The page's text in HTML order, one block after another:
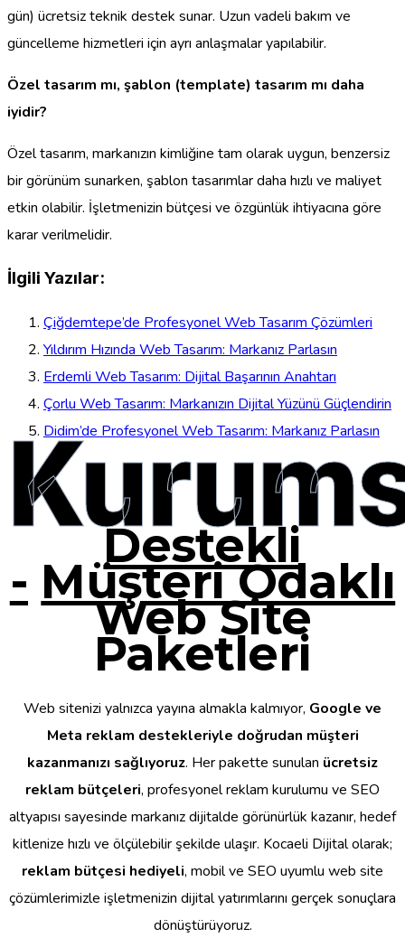
gün) ücretsiz teknik destek sunar. Uzun vadeli bakım ve
güncelleme hizmetleri için ayrı anlaşmalar yapılabilir.
Özel tasarım mı, şablon (template) tasarım mı daha
iyidir?
Özel tasarım, markanızın kimliğine tam olarak uygun, benzersiz
bir görünüm sunarken, şablon tasarımlar daha hızlı ve maliyet
etkin olabilir. İşletmenizin bütçesi ve özgünlük ihtiyacına göre
karar verilmelidir.
İlgili Yazılar:
Çiğdemtepe’de Profesyonel Web Tasarım Çözümleri
Yıldırım Hızında Web Tasarım: Markanız Parlasın
Erdemli Web Tasarım: Dijital Başarının Anahtarı
Çorlu Web Tasarım: Markanızın Dijital Yüzünü Güçlendirin
Didim’de Profesyonel Web Tasarım: Markanız Parlasın
Destekli
- Müşteri Odaklı
Web Site
Paketleri
Web sitenizi yalnızca yayına almakla kalmıyor, Google ve
Meta reklam destekleriyle doğrudan müşteri
kazanmanızı sağlıyoruz. Her pakette sunulan ücretsiz
reklam bütçeleri, profesyonel reklam kurulumu ve SEO
altyapısı sayesinde markanız dijitalde görünürlük kazanır, hedef
kitlenize hızlı ve ölçülebilir şekilde ulaşır. Kocaeli Dijital olarak;
reklam bütçesi hediyeli, mobil ve SEO uyumlu web site
çözümlerimizle işletmenizin dijital yatırımlarını gerçek sonuçlara
dönüştürüyoruz.